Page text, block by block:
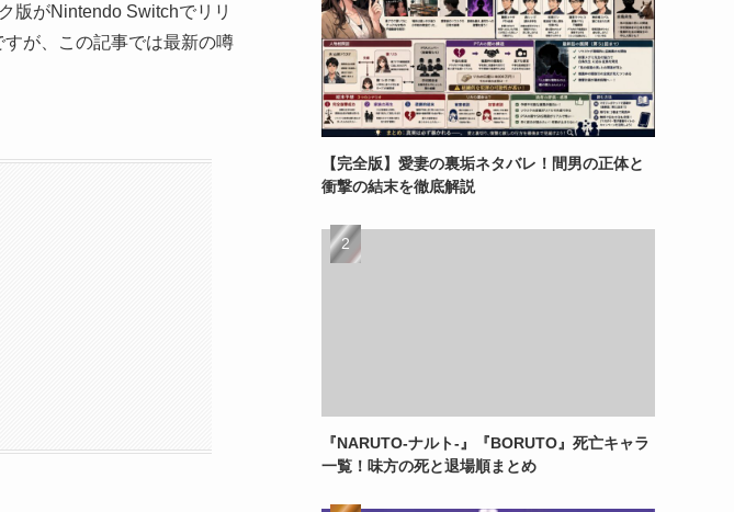
版がNintendo Switchでリリ
が、この記事では最新の噂
【完全版】愛妻の裏垢ネタバレ！間男の正体と
衝撃の結末を徹底解説
『NARUTO-ナルト-』『BORUTO』死亡キャラ
一覧！味方の死と退場順まとめ